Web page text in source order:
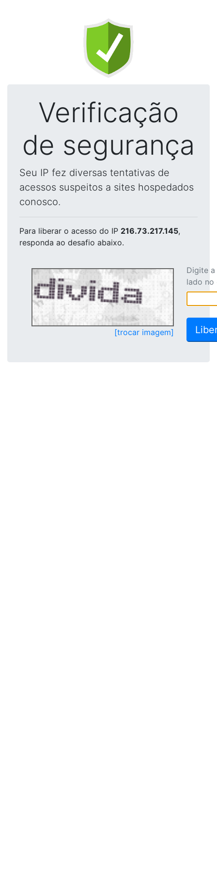
Verificação
de segurança
Seu IP fez diversas tentativas de
acessos suspeitos a sites hospedados
conosco.
Para liberar o acesso do IP 216.73.217.145,
responda ao desafio abaixo.
[trocar imagem]
Digite
lado no